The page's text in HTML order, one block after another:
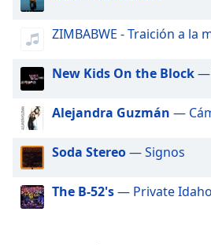
dialog
Escape
cancel
and
close
window.
Color
ZIMBABWE - Traición a la
New Kids On the Block—
Alejandra Guzmán —
Soda Stereo— Signos
The B-52's— Private Idaho